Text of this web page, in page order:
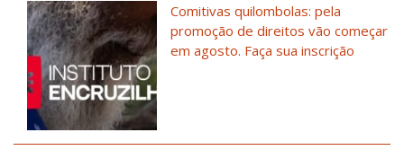
Comitivas quilombolas: pela
promoção de direitos vão começar
em agosto. Faça sua inscrição